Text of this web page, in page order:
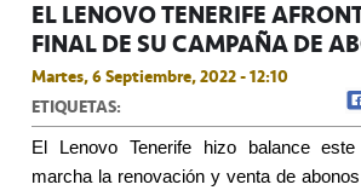
EL LENOVO TENERIFE
FINAL DE SU CAMPAÑA DE
Martes, 6 Septiembre, 2022 - 12:10
ETIQUETAS:
El Lenovo Tenerife hizo balance
marcha la renovación y venta de